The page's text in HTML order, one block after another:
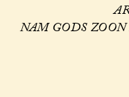
NAM GODS